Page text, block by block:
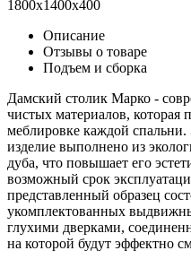
1800х1400х400
Описание
Отзывы о товаре
Подъем и сборка
Дамский столик Марко -
чистых материалов, которая
меблировке каждой
изделие выполнено из
дуба, что повышает его
возможный срок
представленный образец
укомплектованных
глухими дверками,
на которой будут эффектно